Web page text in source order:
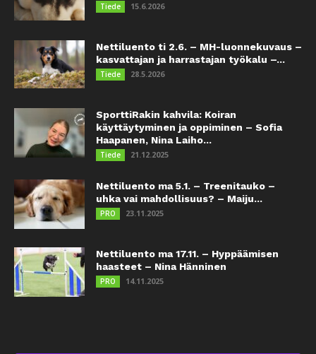
Tiede 15.6.2026
Nettiluento ti 2.6. – MH-luonnekuvaus –
kasvattajan ja harrastajan työkalu –...
Tiede 28.5.2026
SporttiRakin kahvila: Koiran
käyttäytyminen ja oppiminen – Sofia
Haapanen, Nina Laiho...
Tiede 21.12.2025
Nettiluento ma 5.1. – Treenitauko –
uhka vai mahdollisuus? – Maiju...
PRO 23.11.2025
Nettiluento ma 17.11. – Hyppäämisen
haasteet – Nina Hänninen
PRO 14.11.2025